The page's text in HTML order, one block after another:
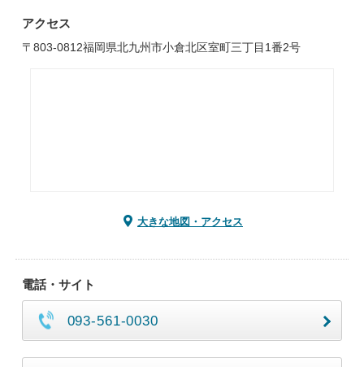
アクセス
〒803-0812福岡県北九州市小倉北区室町三丁目1番2号
大きな地図・アクセス
電話・サイト
093-561-0030